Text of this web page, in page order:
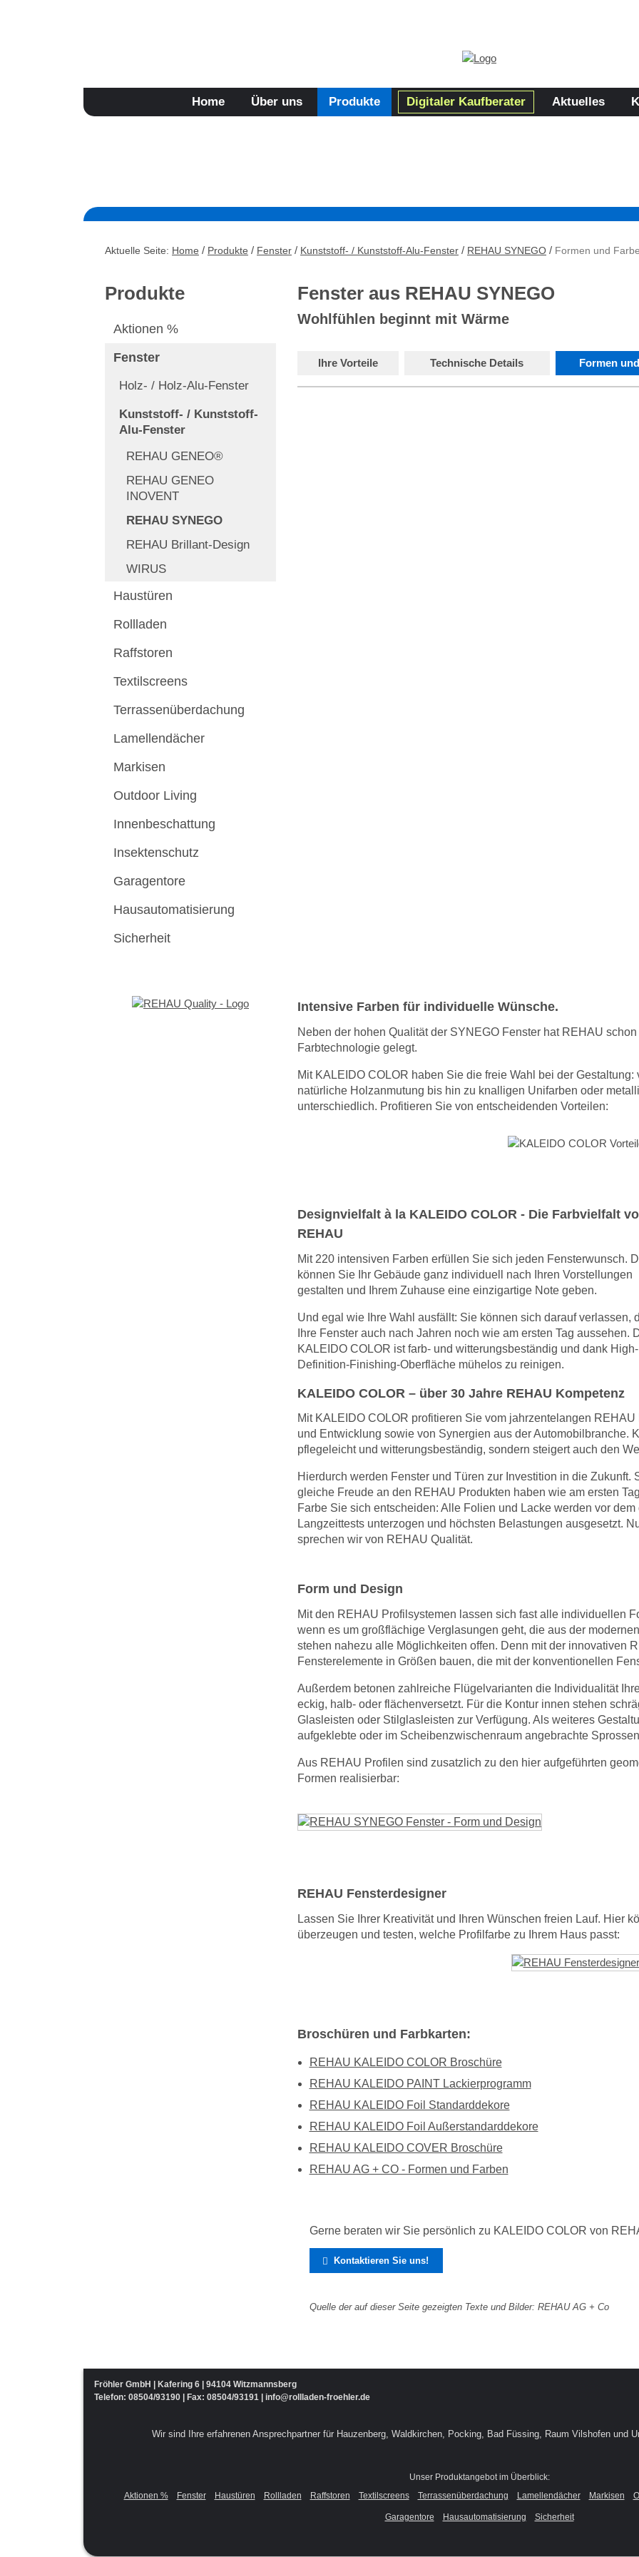
Home Über uns Produkte Digitaler Kaufberater Aktuelles
Aktuelle Seite: Home / Produkte / Fenster / Kunststoff- / Kunststoff-Alu-Fenster / REHAU SYNEGO / Formen und
Produkte
Aktionen %
Fenster
Holz- / Holz-Alu-Fenster
Kunststoff- / Kunststoff-
Alu-Fenster
REHAU GENEO®
REHAU GENEO
INOVENT
REHAU SYNEGO
REHAU Brillant-Design
WIRUS
Haustüren
Rollladen
Raffstoren
Textilscreens
Terrassenüberdachung
Lamellendächer
Markisen
Outdoor Living
Innenbeschattung
Insektenschutz
Garagentore
Hausautomatisierung
Sicherheit
Fenster aus REHAU SYNEGO
Wohlfühlen beginnt mit Wärme
Ihre Vorteile Technische Details Formen
Intensive Farben für individuelle Wünsche.
Neben der hohen Qualität der SYNEGO Fenster hat REHAU
Farbtechnologie gelegt.
Mit KALEIDO COLOR haben Sie die freie Wahl bei der
natürliche Holzanmutung bis hin zu knalligen Unifarben oder
unterschiedlich. Profitieren Sie von entscheidenden Vorteilen:
Designvielfalt à la KALEIDO COLOR - Die Farbvielfalt
REHAU
Mit 220 intensiven Farben erfüllen Sie sich jeden Fensterwunsch.
können Sie Ihr Gebäude ganz individuell nach Ihren Vorstellungen
gestalten und Ihrem Zuhause eine einzigartige Note geben.
Und egal wie Ihre Wahl ausfällt: Sie können sich darauf verlassen,
Ihre Fenster auch nach Jahren noch wie am ersten Tag aussehen.
KALEIDO COLOR ist farb- und witterungsbeständig und dank High-
Definition-Finishing-Oberfläche mühelos zu reinigen.
KALEIDO COLOR – über 30 Jahre REHAU Kompetenz
Mit KALEIDO COLOR profitieren Sie vom jahrzentelangen
und Entwicklung sowie von Synergien aus der Automobilbranche.
pflegeleicht und witterungsbeständig, sondern steigert auch den
Hierdurch werden Fenster und Türen zur Investition in die
gleiche Freude an den REHAU Produkten haben wie am ersten
Farbe Sie sich entscheiden: Alle Folien und Lacke werden vor
Langzeittests unterzogen und höchsten Belastungen ausgesetzt.
sprechen wir von REHAU Qualität.
Form und Design
Mit den REHAU Profilsystemen lassen sich fast alle individuellen
wenn es um großflächige Verglasungen geht, die aus der
stehen nahezu alle Möglichkeiten offen. Denn mit der innovativen
Fensterelemente in Größen bauen, die mit der konventionellen
Außerdem betonen zahlreiche Flügelvarianten die Individualität
eckig, halb- oder flächenversetzt. Für die Kontur innen stehen
Glasleisten oder Stilglasleisten zur Verfügung. Als weiteres
aufgeklebte oder im Scheibenzwischenraum angebrachte
Aus REHAU Profilen sind zusatzlich zu den hier aufgeführten
Formen realisierbar:
REHAU Fensterdesigner
Lassen Sie Ihrer Kreativität und Ihren Wünschen freien Lauf. Hier
überzeugen und testen, welche Profilfarbe zu Ihrem Haus passt:
Broschüren und Farbkarten:
REHAU KALEIDO COLOR Broschüre
REHAU KALEIDO PAINT Lackierprogramm
REHAU KALEIDO Foil Standarddekore
REHAU KALEIDO Foil Außerstandarddekore
REHAU KALEIDO COVER Broschüre
REHAU AG + CO - Formen und Farben
Gerne beraten wir Sie persönlich zu KALEIDO COLOR von
 Kontaktieren Sie uns!
Quelle der auf dieser Seite gezeigten Texte und Bilder: REHAU AG + Co
Fröhler GmbH | Kafering 6 | 94104 Witzmannsberg
Telefon: 08504/93190 | Fax: 08504/93191 | info@rollladen-froehler.de
Wir sind Ihre erfahrenen Ansprechpartner für Hauzenberg, Waldkirchen, Pocking, Bad Füssing, Raum Vilshofen und
Unser Produktangebot im Überblick:
Aktionen %
Fenster Haustüren Rollladen Raffstoren Textilscreens Terrassenüberdachung Lamellendächer Markisen
Garagentore Hausautomatisierung Sicherheit